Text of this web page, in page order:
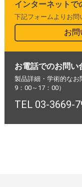
インターネットで
下記フォームよりお問
お
お電話でのお問い
製品詳細・学術的なお
9：00～17：00）
TEL 03-3669-